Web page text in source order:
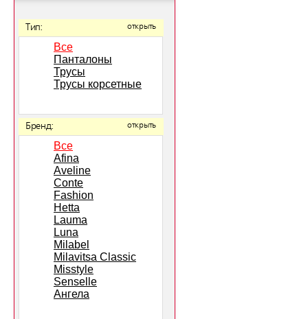
Тип: открыть
Все
Панталоны
Трусы
Трусы корсетные
Бренд: открыть
Все
Afina
Aveline
Conte
Fashion
Hetta
Lauma
Luna
Milabel
Milavitsa Classic
Misstyle
Senselle
Ангела